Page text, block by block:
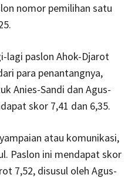
nomor pemilihan satu
lagi paslon Ahok-Djarot
para penantangnya,
Anies-Sandi dan Agus-
skor 7,41 dan 6,35.
atau komunikasi,
Paslon ini mendapat skor
7,52, disusul oleh Agus-